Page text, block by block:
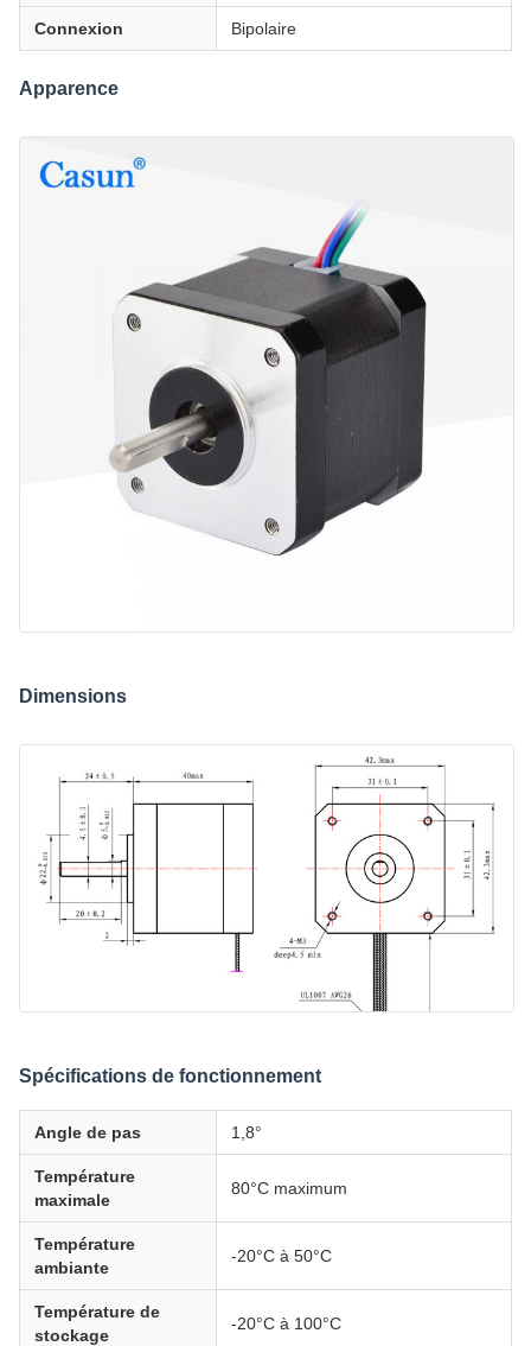
Connexion Bipolaire
Apparence
Dimensions
Spécifications de fonctionnement
Angle de pas 1,8°
Température
maximale
80°C maximum
Température
ambiante
-20°C à 50°C
Température de
stockage
-20°C à 100°C